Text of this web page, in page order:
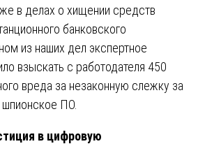
в делах о хищении средств
банковского
из наших дел экспертное
взыскать с работодателя 450
вреда за незаконную слежку за
ПО.
в цифровую